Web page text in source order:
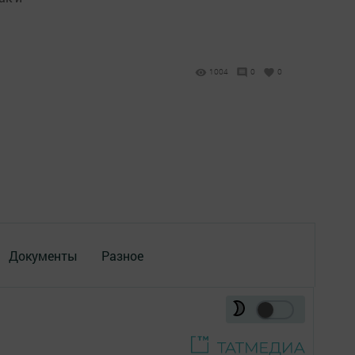
1004 0 0
Документы Разное